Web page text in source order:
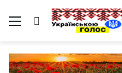
Меню Пошук